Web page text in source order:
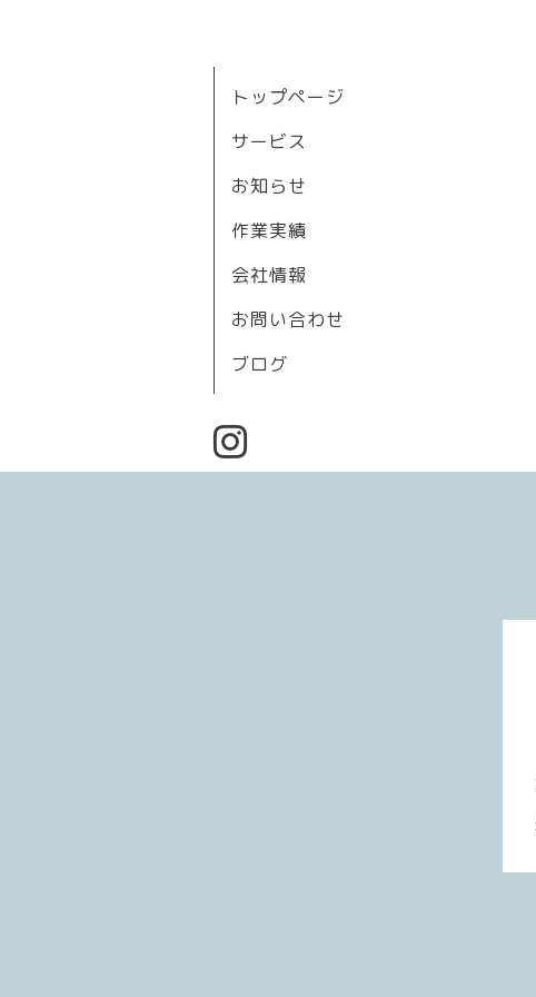
トップページ
サービス
お知らせ
作業実績
会社情報
お問い合わせ
ブログ